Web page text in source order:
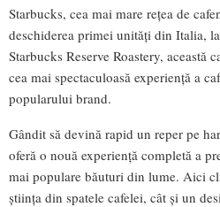
Starbucks, cea mai mare rețea de
deschiderea primei unități din Italia,
Starbucks Reserve Roastery, această
cea mai spectaculoasă experiență a
popularului brand.
Gândit să devină rapid un reper pe
oferă o nouă experiență completă a
mai populare băuturi din lume. Aici
știința din spatele cafelei, cât și un